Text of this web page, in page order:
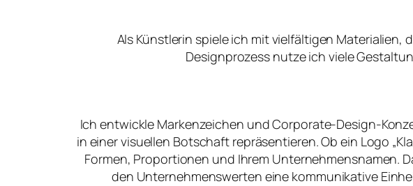
Als Künstlerin spiele ich mit vielfältigen Materialien,
Designprozess nutze ich viele
Ich entwickle Markenzeichen und Corporate-Design-
in einer visuellen Botschaft repräsentieren. Ob ein Logo
Formen, Proportionen und Ihrem Unternehmensnamen.
den Unternehmenswerten eine kommunikative